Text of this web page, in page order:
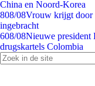
China en Noord-Korea
808/08Vrouw krijgt door
ingebracht
608/08Nieuwe president
drugskartels Colombia